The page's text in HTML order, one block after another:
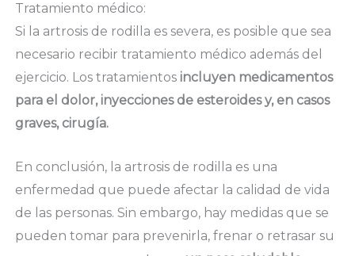
Tratamiento médico:
Si la artrosis de rodilla es severa, es posible que sea
necesario recibir tratamiento médico además del
ejercicio. Los tratamientos incluyen medicamentos
para el dolor, inyecciones de esteroides y, en casos
graves, cirugía.
En conclusión, la artrosis de rodilla es una
enfermedad que puede afectar la calidad de vida
de las personas. Sin embargo, hay medidas que se
pueden tomar para prevenirla, frenar o retrasar su